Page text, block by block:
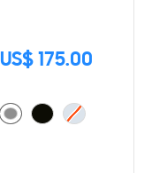
US$ 175.00